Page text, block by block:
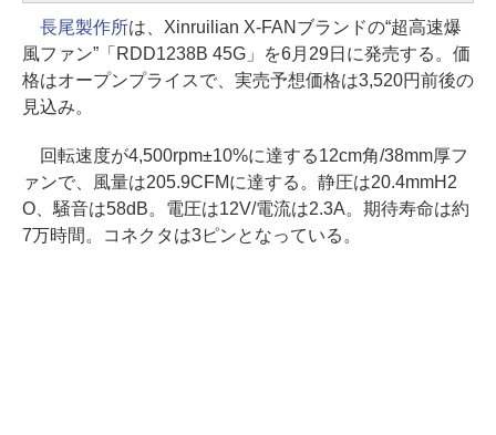
長尾製作所は、Xinruilian X-FANブランドの“超高速爆
風ファン”「RDD1238B 45G」を6月29日に発売する。価
格はオープンプライスで、実売予想価格は3,520円前後の
見込み。
回転速度が4,500rpm±10%に達する12cm角/38mm厚フ
ァンで、風量は205.9CFMに達する。静圧は20.4mmH2
O、騒音は58dB。電圧は12V/電流は2.3A。期待寿命は約
7万時間。コネクタは3ピンとなっている。